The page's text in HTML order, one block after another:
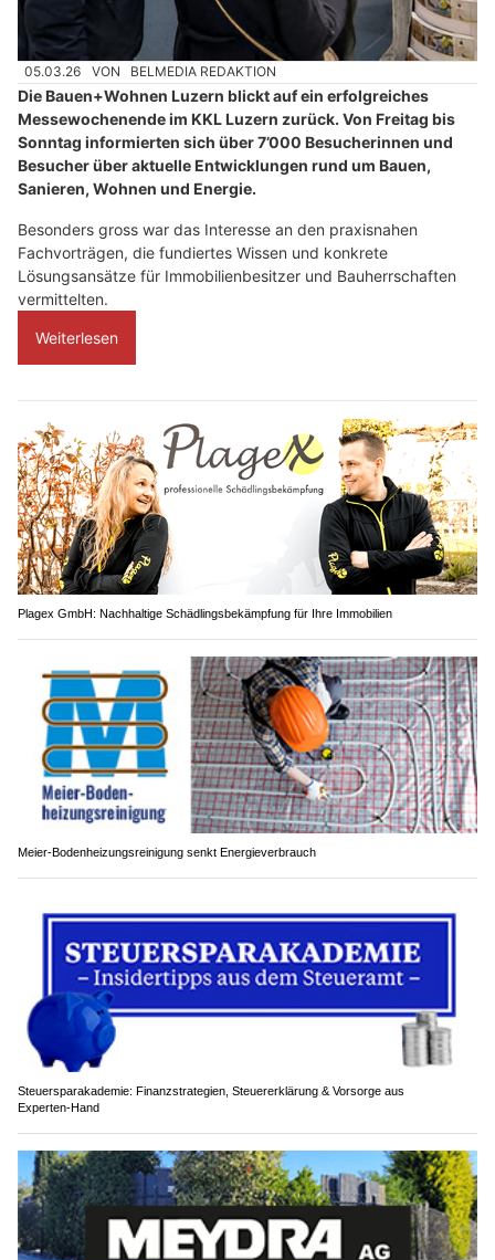
05.03.26 VON BELMEDIA REDAKTION
Die Bauen+Wohnen Luzern blickt auf ein erfolgreiches
Messewochenende im KKL Luzern zurück. Von Freitag bis
Sonntag informierten sich über 7’000 Besucherinnen und
Besucher über aktuelle Entwicklungen rund um Bauen,
Sanieren, Wohnen und Energie.
Besonders gross war das Interesse an den praxisnahen
Fachvorträgen, die fundiertes Wissen und konkrete
Lösungsansätze für Immobilienbesitzer und Bauherrschaften
vermittelten.
Weiterlesen
Plagex GmbH: Nachhaltige Schädlingsbekämpfung für Ihre Immobilien
Meier-Bodenheizungsreinigung senkt Energieverbrauch
Steuersparakademie: Finanzstrategien, Steuererklärung & Vorsorge aus
Experten‑Hand